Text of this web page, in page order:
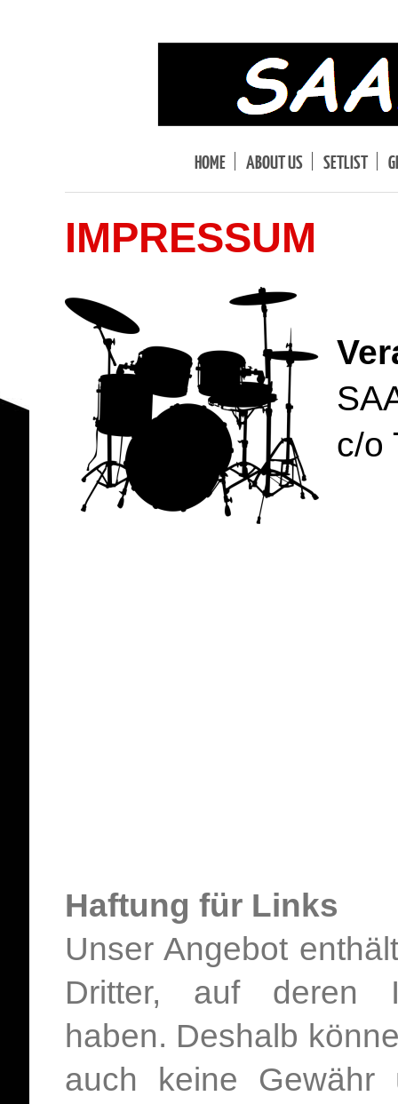
HOME ABOUT US SETLIST
IMPRESSUM
c/o
Haftung für Links
Unser Angebot
Dritter, auf deren
haben. Deshalb
auch keine Gewähr